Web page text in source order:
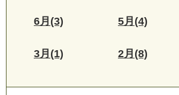
6月(3) 5月(4)
3月(1) 2月(8)